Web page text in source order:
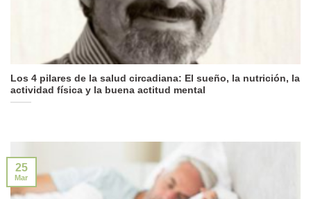
Los 4 pilares de la salud circadiana: El sueño, la nutrición, la
actividad física y la buena actitud mental
25
Mar